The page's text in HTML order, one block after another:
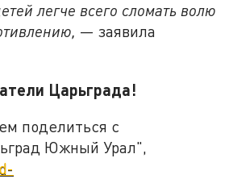
легче всего сломать волю
— заявила
Царьграда!
поделиться с
Южный Урал",